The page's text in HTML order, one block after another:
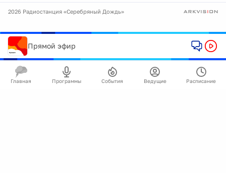
2026 Радиостанция «Серебряный Дождь»
Прямой эфир
Главная Программы События Ведущие Расписание